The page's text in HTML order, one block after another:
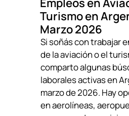
Turismo en
Marzo 2026
Si soñás con trabajar
de la aviación o el
comparto algunas
laborales activas en
marzo de 2026. Hay
en aerolíneas,